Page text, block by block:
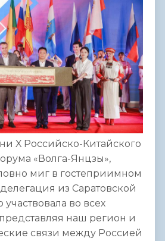
X Российско-Китайского
«Волга-Янцзы»,
миг в гостеприимном
из Саратовской
участвовала во всех
наш регион и
связи между Россией